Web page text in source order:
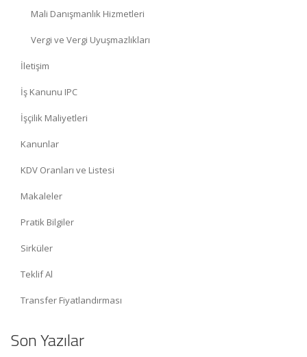
Mali Danışmanlık Hizmetleri
Vergi ve Vergi Uyuşmazlıkları
İletişim
İş Kanunu IPC
İşçilik Maliyetleri
Kanunlar
KDV Oranları ve Listesi
Makaleler
Pratik Bilgiler
Sirküler
Teklif Al
Transfer Fiyatlandırması
Son Yazılar